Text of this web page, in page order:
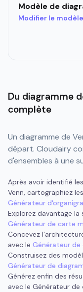
Modèle de
Modifier le
Du diagramme
complète
Un diagramme de
départ. Cloudairy
d'ensembles à une
Après avoir identifié
Venn, cartographiez
Générateur
Explorez davantage
Générateur de carte
Concevez
avec le Générateur de
Construisez des
Générateur de
Générez enfin des
avec le Générateur de